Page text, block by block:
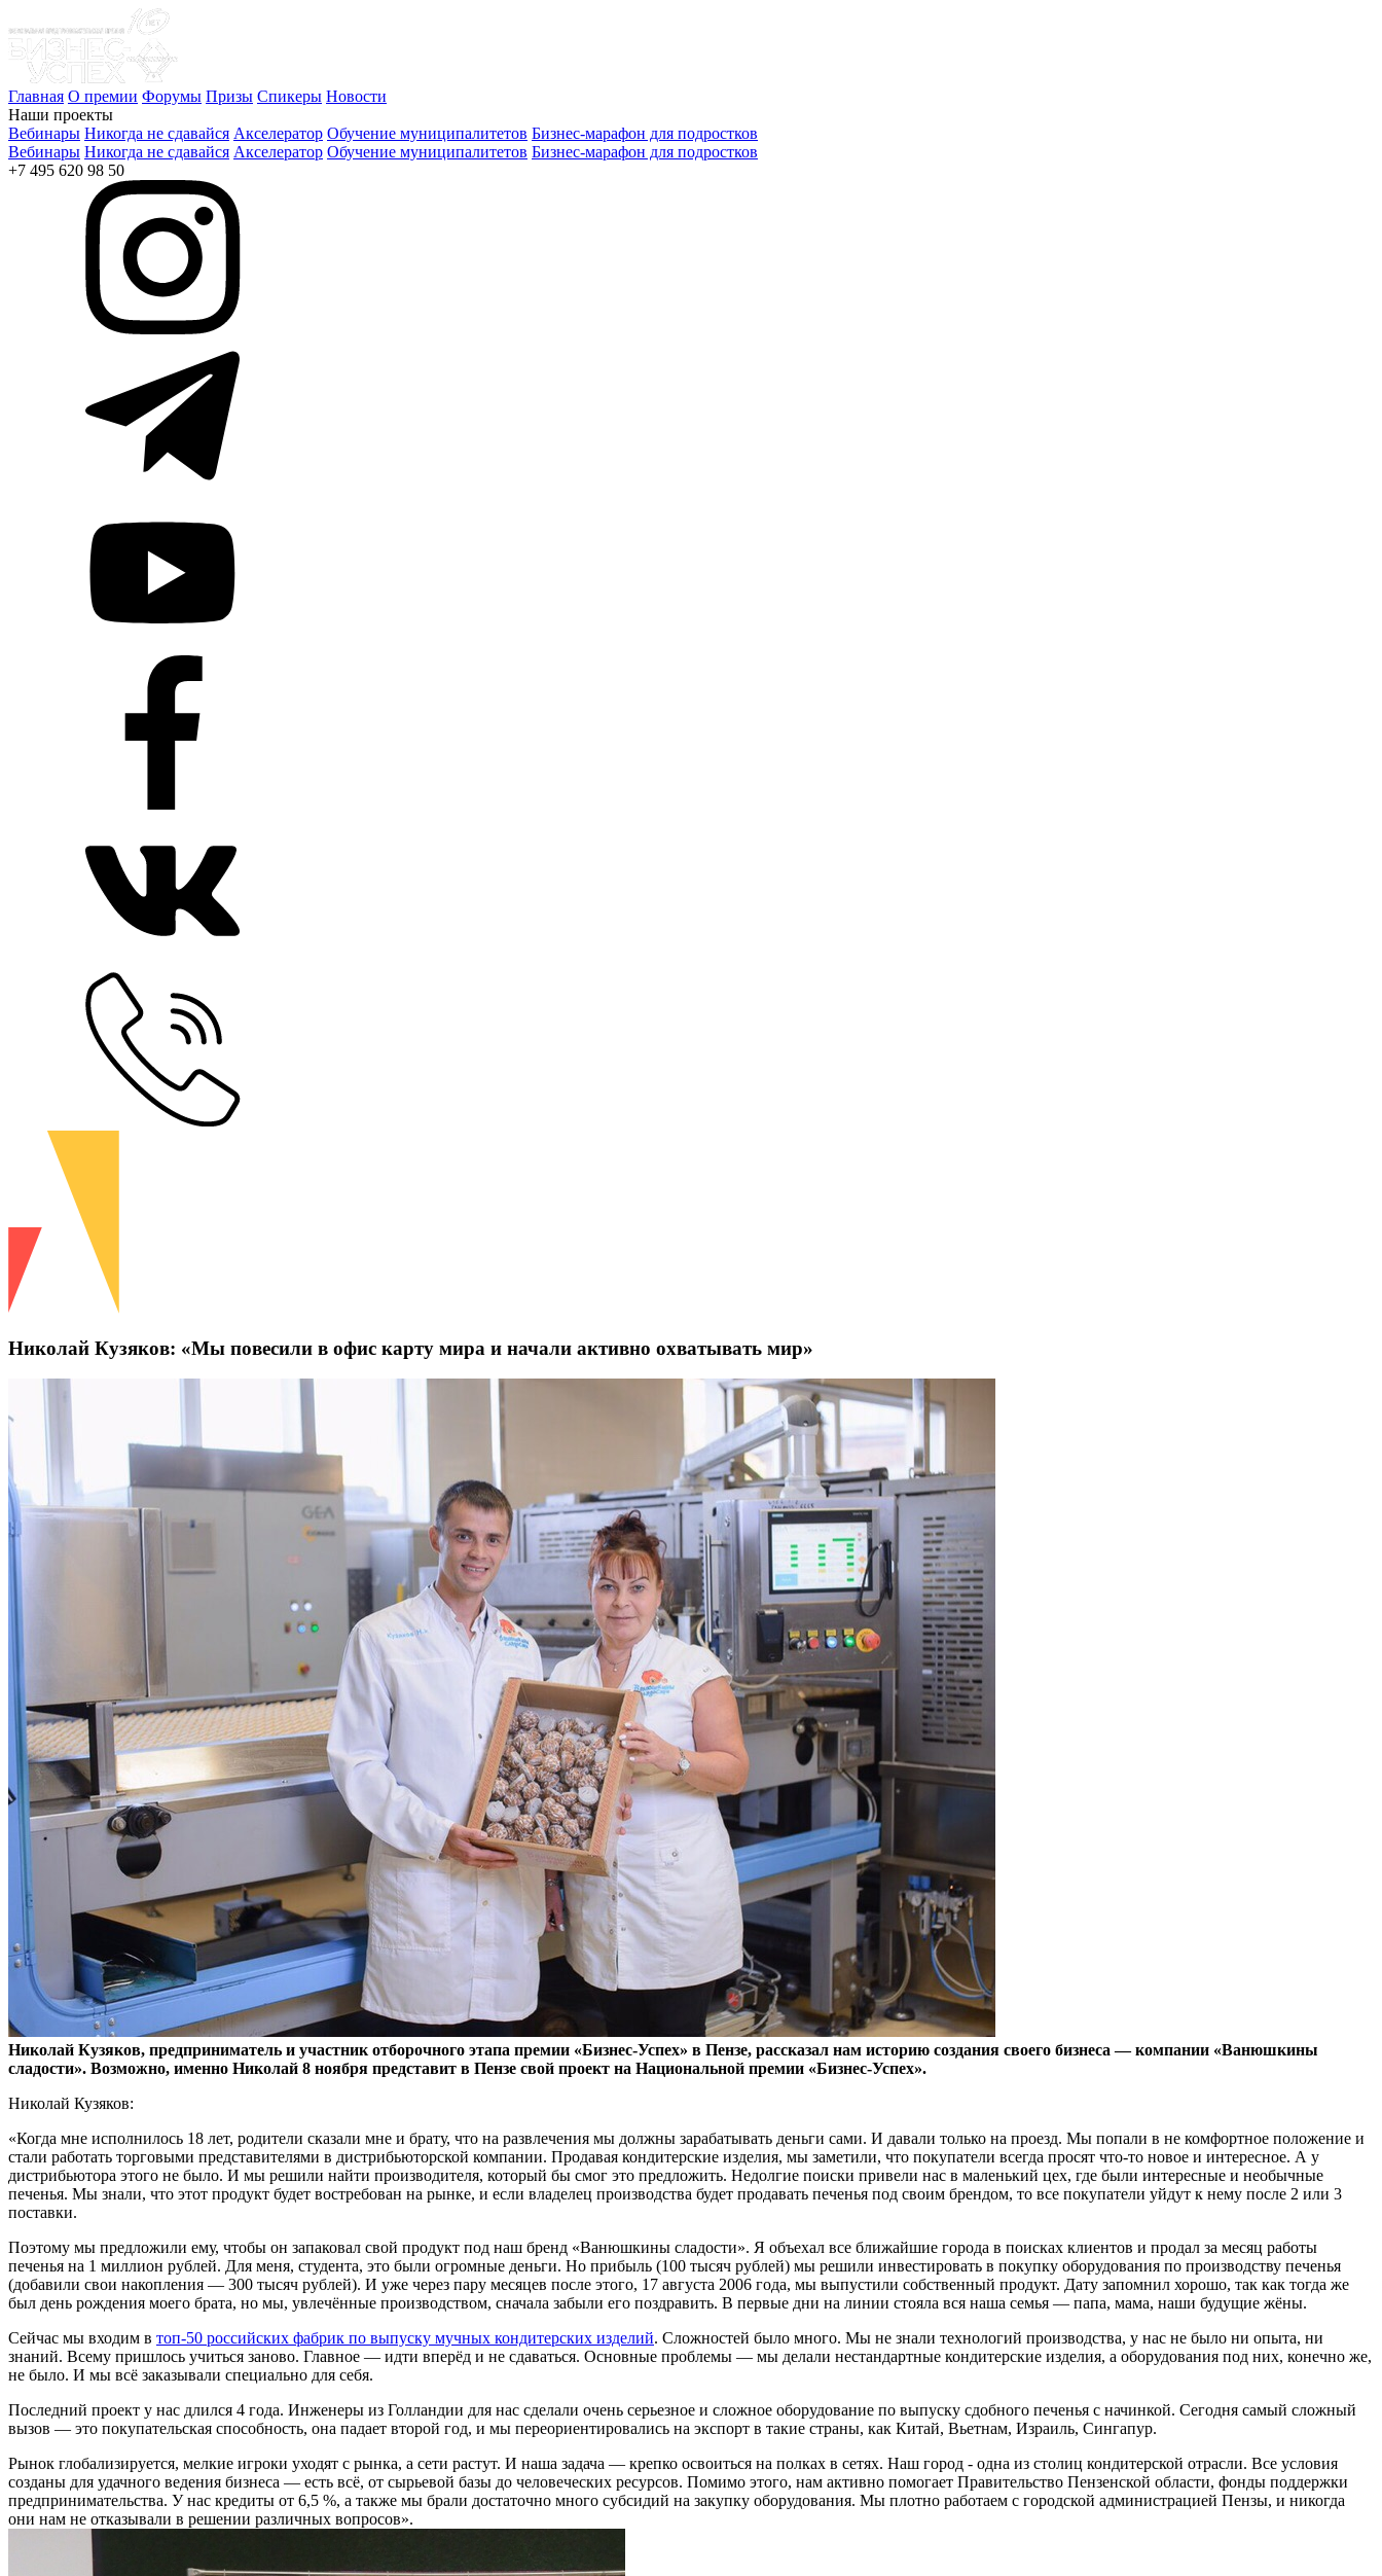
Главная О премии Форумы Призы Спикеры Новости
Наши проекты
Вебинары Никогда не сдавайся Акселератор Обучение муниципалитетов Бизнес-марафон для подростков
Вебинары Никогда не сдавайся Акселератор Обучение муниципалитетов Бизнес-марафон для подростков
+7 495 620 98 50
Николай Кузяков: «Мы повесили в офис карту мира и начали активно охватывать мир»
Николай Кузяков, предприниматель и участник отборочного этапа премии «Бизнес-Успех» в Пензе, рассказал нам историю создания своего бизнеса — компании «Ванюшкины
сладости». Возможно, именно Николай 8 ноября представит в Пензе свой проект на Национальной премии «Бизнес-Успех».
Николай Кузяков:
«Когда мне исполнилось 18 лет, родители сказали мне и брату, что на развлечения мы должны зарабатывать деньги сами. И давали только на проезд. Мы попали в не комфортное положение и
стали работать торговыми представителями в дистрибьюторской компании. Продавая кондитерские изделия, мы заметили, что покупатели всегда просят что-то новое и интересное. А у
дистрибьютора этого не было. И мы решили найти производителя, который бы смог это предложить. Недолгие поиски привели нас в маленький цех, где были интересные и необычные
печенья. Мы знали, что этот продукт будет востребован на рынке, и если владелец производства будет продавать печенья под своим брендом, то все покупатели уйдут к нему после 2 или 3
поставки.
Поэтому мы предложили ему, чтобы он запаковал свой продукт под наш бренд «Ванюшкины сладости». Я объехал все ближайшие города в поисках клиентов и продал за месяц работы
печенья на 1 миллион рублей. Для меня, студента, это были огромные деньги. Но прибыль (100 тысяч рублей) мы решили инвестировать в покупку оборудования по производству печенья
(добавили свои накопления — 300 тысяч рублей). И уже через пару месяцев после этого, 17 августа 2006 года, мы выпустили собственный продукт. Дату запомнил хорошо, так как тогда же
был день рождения моего брата, но мы, увлечённые производством, сначала забыли его поздравить. В первые дни на линии стояла вся наша семья — папа, мама, наши будущие жёны.
Сейчас мы входим в топ-50 российских фабрик по выпуску мучных кондитерских изделий. Сложностей было много. Мы не знали технологий производства, у нас не было ни опыта, ни
знаний. Всему пришлось учиться заново. Главное — идти вперёд и не сдаваться. Основные проблемы — мы делали нестандартные кондитерские изделия, а оборудования под них, конечно же,
не было. И мы всё заказывали специально для себя.
Последний проект у нас длился 4 года. Инженеры из Голландии для нас сделали очень серьезное и сложное оборудование по выпуску сдобного печенья с начинкой. Сегодня самый сложный
вызов — это покупательская способность, она падает второй год, и мы переориентировались на экспорт в такие страны, как Китай, Вьетнам, Израиль, Сингапур.
Рынок глобализируется, мелкие игроки уходят с рынка, а сети растут. И наша задача — крепко освоиться на полках в сетях. Наш город - одна из столиц кондитерской отрасли. Все условия
созданы для удачного ведения бизнеса — есть всё, от сырьевой базы до человеческих ресурсов. Помимо этого, нам активно помогает Правительство Пензенской области, фонды поддержки
предпринимательства. У нас кредиты от 6,5 %, а также мы брали достаточно много субсидий на закупку оборудования. Мы плотно работаем с городской администрацией Пензы, и никогда
они нам не отказывали в решении различных вопросов».